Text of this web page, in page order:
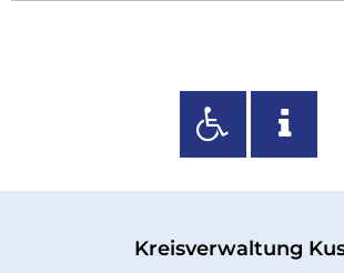
Kreisverwaltung